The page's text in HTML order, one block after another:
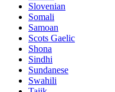
Slovenian
Somali
Samoan
Scots Gaelic
Shona
Sindhi
Sundanese
Swahili